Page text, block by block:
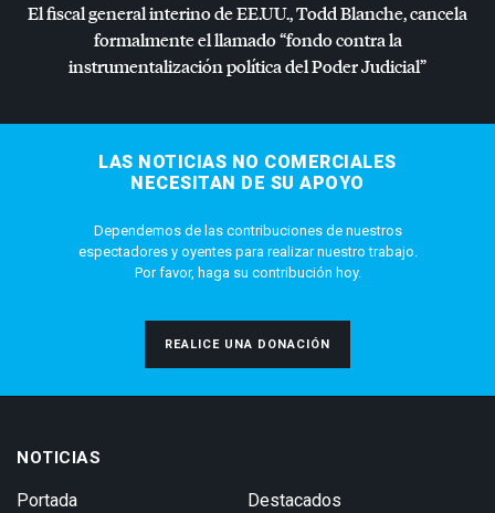
El fiscal general interino de EE.UU., Todd Blanche, cancela
formalmente el llamado “fondo contra la
instrumentalización política del Poder Judicial”
LAS NOTICIAS NO COMERCIALES
NECESITAN DE SU APOYO
Dependemos de las contribuciones de nuestros
espectadores y oyentes para realizar nuestro trabajo.
Por favor, haga su contribución hoy.
REALICE UNA DONACIÓN
NOTICIAS
Portada Destacados